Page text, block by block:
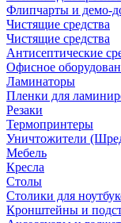
Флипчарты и демо-
Чистящие средства
Чистящие средства
Антисептические
Офисное
Ламинаторы
Пленки для
Резаки
Термопринтеры
Уничтожители
Мебель
Кресла
Столы
Столики для
Кронштейны и